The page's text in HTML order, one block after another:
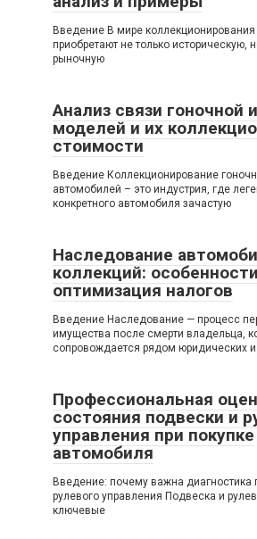
Введение В мире
приобретают не только историческую,
рыночную
Анализ связи гоночной
моделей и их
стоимости
Введение Коллекционирование
автомобилей – это индустрия, где
конкретного автомобиля зачастую
Наследование
коллекций:
оптимизация налогов
Введение Наследование — процесс
имущества после смерти владельца,
сопровождается рядом юридических и
Профессиональная
состояния подвески и
управления при покупке
автомобиля
Введение: почему важна диагностика
рулевого управления Подвеска и
ключевые